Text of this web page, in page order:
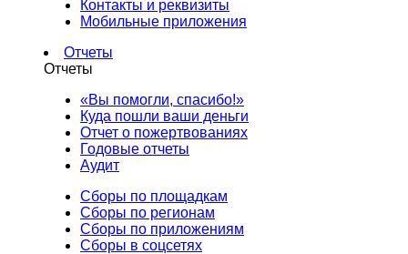
Контакты и реквизиты
Мобильные приложения
Отчеты
Отчеты
«Вы помогли, спасибо!»
Куда пошли ваши деньги
Отчет о пожертвованиях
Годовые отчеты
Аудит
Сборы по площадкам
Сборы по регионам
Сборы по приложениям
Сборы в соцсетях